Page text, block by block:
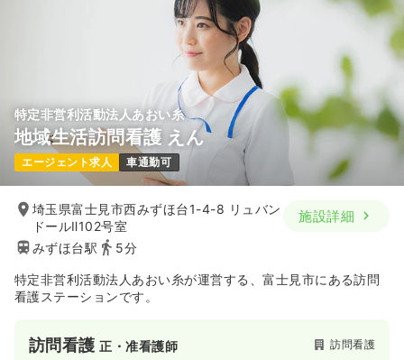
一般病院
一時募集休止
給与 34.4万円〜/月 賞与80.7万円〜
※経験4年の例
時間 8:30～17:30
4週8休以上
オンコールあり
担当業務未経験可
ブランク可
月給34万円以上可
気になる
外来 正看護師
日勤のみ（常勤） 一時募集休止
特定非営利活動法人あおい糸
地域生活訪問看護 えん
エージェント求人 車通勤可
埼玉県富士見市西みずほ台1-4-8 リュバン
ドールⅡ102号室
みずほ台駅
5分
施設詳細
特定非営利活動法人あおい糸が運営する、富士見市にある訪問
看護ステーションです。
訪問看護正・准看護師 訪問看護